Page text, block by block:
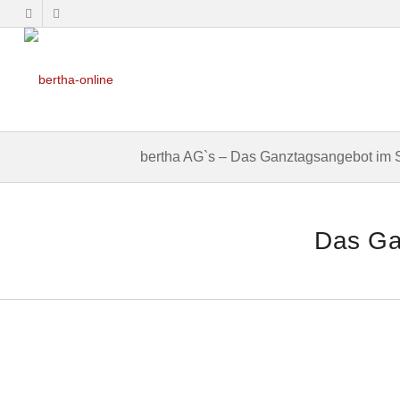
bertha AG`s – Das Ganztagsangebot im
Das